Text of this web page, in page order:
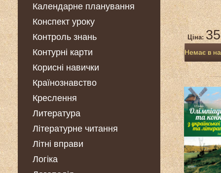
Календарне планування
Конспект уроку
Контроль знань
Контурні карти
Корисні навички
Країнознавство
Креслення
Литература
Літературне читання
Літні вправи
Логіка
Ціна:
Немає в